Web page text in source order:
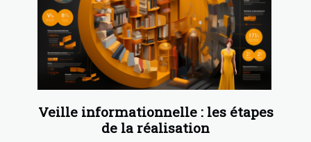
Veille informationnelle : les étapes
de la réalisation